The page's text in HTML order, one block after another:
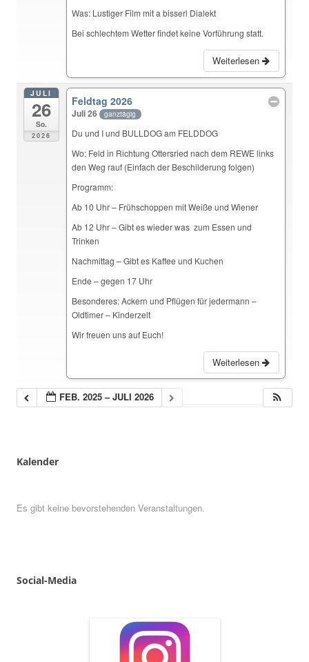
Was: Lustiger Film mit a bisserl Dialekt
Bei schlechtem Wetter findet keine Vorführung statt.
Weiterlesen
JULI
26
So.
2026
Feldtag 2026
Juli 26 ganztägig
Du und I und BULLDOG am FELDDOG
Wo: Feld in Richtung Ottersried nach dem REWE links
den Weg rauf (Einfach der Beschilderung folgen)
Programm:
Ab 10 Uhr – Frühschoppen mit Weiße und Wiener
Ab 12 Uhr – Gibt es wieder was zum Essen und
Trinken
Nachmittag – Gibt es Kaffee und Kuchen
Ende – gegen 17 Uhr
Besonderes: Ackern und Pflügen für jedermann –
Oldtimer – Kinderzelt
Wir freuen uns auf Euch!
Weiterlesen
FEB. 2025 – JULI 2026
Kalender
Es gibt keine bevorstehenden Veranstaltungen.
Social-Media